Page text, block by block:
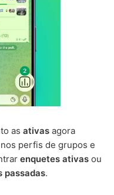
as ativas agora
nos perfis de grupos e
enquetes ativas ou
passadas.